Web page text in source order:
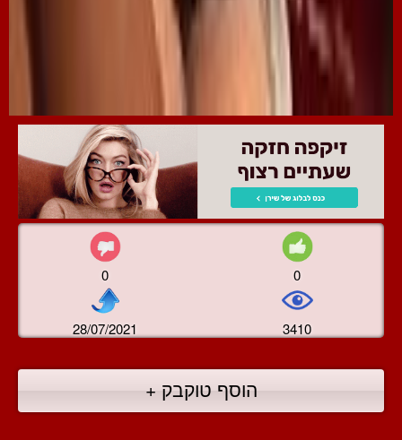
0 0
28/07/2021 3410
הוסף טוקבק +